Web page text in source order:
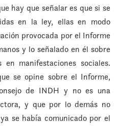
hay que señalar es que si se
en la ley, ellas en modo
provocada por el Informe
y lo señalado en él sobre
manifestaciones sociales.
se opine sobre el Informe,
de INDH y no es una
y que por lo demás no
se había comunicado por el